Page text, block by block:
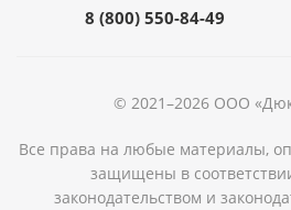
8 (800) 550-84-49
© 2021–2026 ООО
Все права на любые материалы,
защищены в
законодательством и